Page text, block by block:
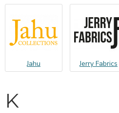
Jahu Jerry Fabrics
K